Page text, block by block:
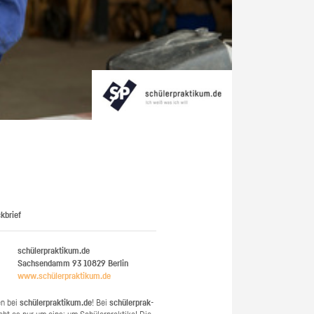
schülerpraktikum.de
Sachsendamm 93 10829 Berlin
www.​schüler​prak​tiku​m.​de
beischü­ler­prak­ti­kum.de! Beischü­ler­prak­